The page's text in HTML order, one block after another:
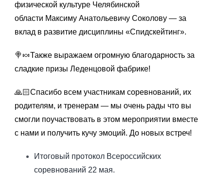
физической культуре Челябинской
области Максиму Анатольевичу Соколову — за
вклад в развитие дисциплины «Спидскейтинг».
🍭🍬Также выражаем огромную благодарность за
сладкие призы Леденцовой фабрике!
🙏🏻Спасибо всем участникам соревнований, их
родителям, и тренерам — мы очень рады что вы
смогли поучаствовать в этом мероприятии вместе
с нами и получить кучу эмоций. До новых встреч!
Итоговый протокол Всероссийских
соревнований 22 мая.